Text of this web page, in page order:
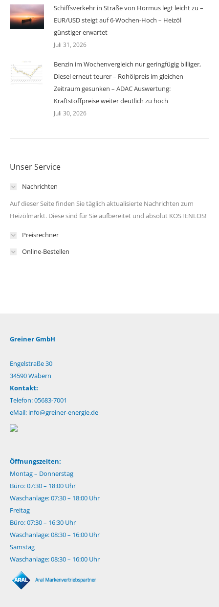
Schiffsverkehr in Straße von Hormus legt leicht zu –
EUR/USD steigt auf 6-Wochen-Hoch – Heizöl
günstiger erwartet
Juli 31, 2026
Benzin im Wochenvergleich nur geringfügig billiger,
Diesel erneut teurer – Rohölpreis im gleichen
Zeitraum gesunken – ADAC Auswertung:
Kraftstoffpreise weiter deutlich zu hoch
Juli 30, 2026
Unser Service
Nachrichten
Auf dieser Seite finden Sie täglich aktualisierte Nachrichten zum
Heizölmarkt. Diese sind für Sie aufbereitet und absolut KOSTENLOS!
Preisrechner
Online-Bestellen
Greiner GmbH
Engelstraße 30
34590 Wabern
Kontakt:
Telefon: 05683-7001
eMail: info@greiner-energie.de
Öffnungszeiten:
Montag – Donnerstag
Büro: 07:30 – 18:00 Uhr
Waschanlage: 07:30 – 18:00 Uhr
Freitag
Büro: 07:30 – 16:30 Uhr
Waschanlage: 08:30 – 16:00 Uhr
Samstag
Waschanlage: 08:30 – 16:00 Uhr